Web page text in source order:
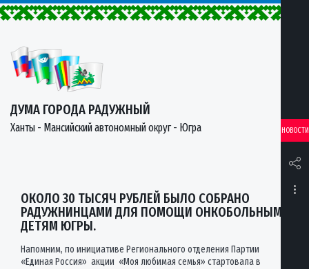
ДУМА ГОРОДА РАДУЖНЫЙ
Ханты - Мансийский автономный округ - Югра НОВОСТИ
ОКОЛО 30 ТЫСЯЧ РУБЛЕЙ БЫЛО СОБРАНО
РАДУЖНИНЦАМИ ДЛЯ ПОМОЩИ ОНКОБОЛЬНЫМ
ДЕТЯМ ЮГРЫ.
Напомним, по инициативе Регионального отделения Партии
«Единая Россия» акции «Моя любимая семья» стартовала в